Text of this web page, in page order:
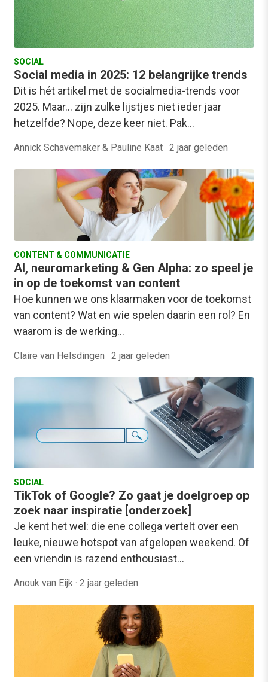
SOCIAL
Social media in 2025: 12 belangrijke trends
Dit is hét artikel met de socialmedia-trends voor
2025. Maar… zijn zulke lijstjes niet ieder jaar
hetzelfde? Nope, deze keer niet. Pak…
Annick Schavemaker & Pauline Kaat · 2 jaar geleden
CONTENT & COMMUNICATIE
AI, neuromarketing & Gen Alpha: zo speel je
in op de toekomst van content
Hoe kunnen we ons klaarmaken voor de toekomst
van content? Wat en wie spelen daarin een rol? En
waarom is de werking…
Claire van Helsdingen · 2 jaar geleden
SOCIAL
TikTok of Google? Zo gaat je doelgroep op
zoek naar inspiratie [onderzoek]
Je kent het wel: die ene collega vertelt over een
leuke, nieuwe hotspot van afgelopen weekend. Of
een vriendin is razend enthousiast…
Anouk van Eijk · 2 jaar geleden